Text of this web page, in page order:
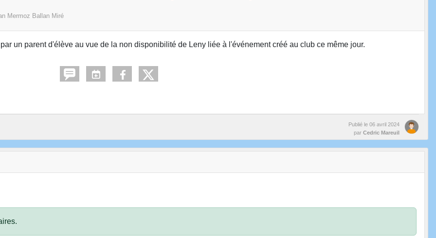
Mermoz Ballan Miré
un parent d'élève au vue de la non disponibilité de Leny liée à l'événement créé au club ce même jour.
Publié le 06 avril 2024
par Cedric Mareuil